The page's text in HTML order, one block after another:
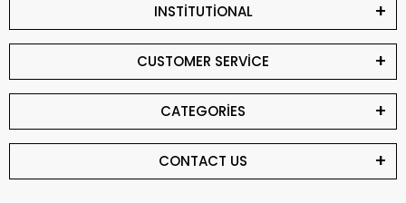
INSTİTUTİONAL
CUSTOMER SERVİCE
CATEGORİES
CONTACT US